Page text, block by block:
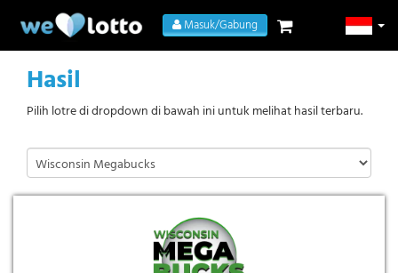
Masuk/Gabung
Hasil
Pilih lotre di dropdown di bawah ini untuk melihat hasil terbaru.